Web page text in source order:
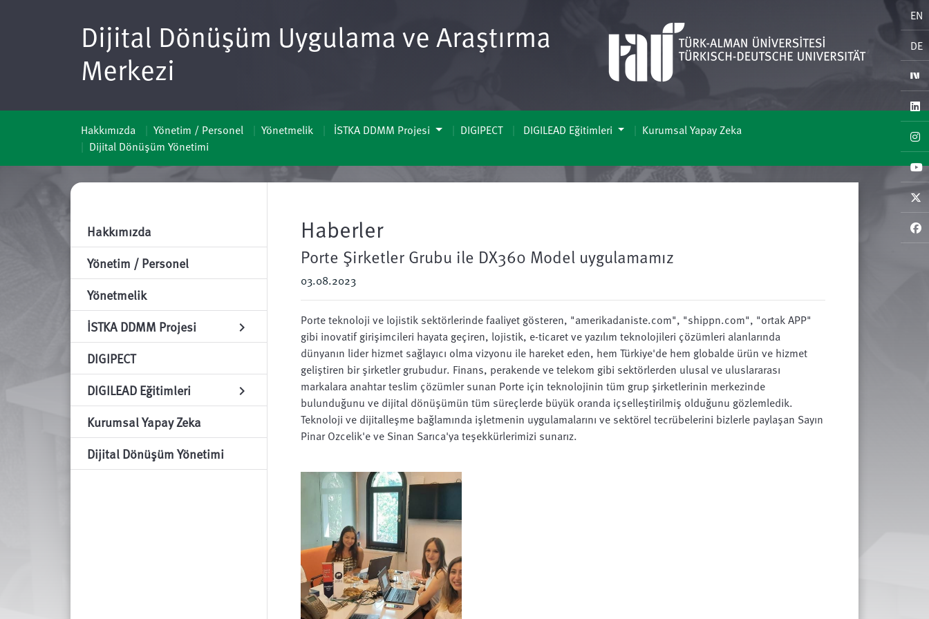
EN
DE
Dijital Dönüşüm Uygulama ve Araştırma
Merkezi
Hakkımızda Yönetim / Personel Yönetmelik İSTKA DDMM Projesi DIGIPECT DIGILEAD Eğitimleri
Kurumsal Yapay Zeka
Dijital Dönüşüm Yönetimi
Hakkımızda
Yönetim / Personel
Yönetmelik
İSTKA DDMM Projesi
chevron_right
DIGIPECT
DIGILEAD Eğitimleri
chevron_right
Kurumsal Yapay Zeka
Dijital Dönüşüm Yönetimi
Haberler
Porte Şirketler Grubu ile DX360 Model uygulamamız
03.08.2023
Porte teknoloji ve lojistik sektörlerinde faaliyet gösteren, "amerikadaniste.com", "shippn.com", "ortak APP"
gibi inovatif girişimcileri hayata geçiren, lojistik, e-ticaret ve yazılım teknolojileri çözümleri alanlarında
dünyanın lider hizmet sağlayıcı olma vizyonu ile hareket eden, hem Türkiye'de hem globalde ürün ve hizmet
geliştiren bir şirketler grubudur. Finans, perakende ve telekom gibi sektörlerden ulusal ve uluslararası
markalara anahtar teslim çözümler sunan Porte için teknolojinin tüm grup şirketlerinin merkezinde
bulunduğunu ve dijital dönüşümün tüm süreçlerde büyük oranda içselleştirilmiş olduğunu gözlemledik.
Teknoloji ve dijitalleşme bağlamında işletmenin uygulamalarını ve sektörel tecrübelerini bizlerle paylaşan Sayın
Pinar Ozcelik'e ve Sinan Sarıca'ya teşekkürlerimizi sunarız.